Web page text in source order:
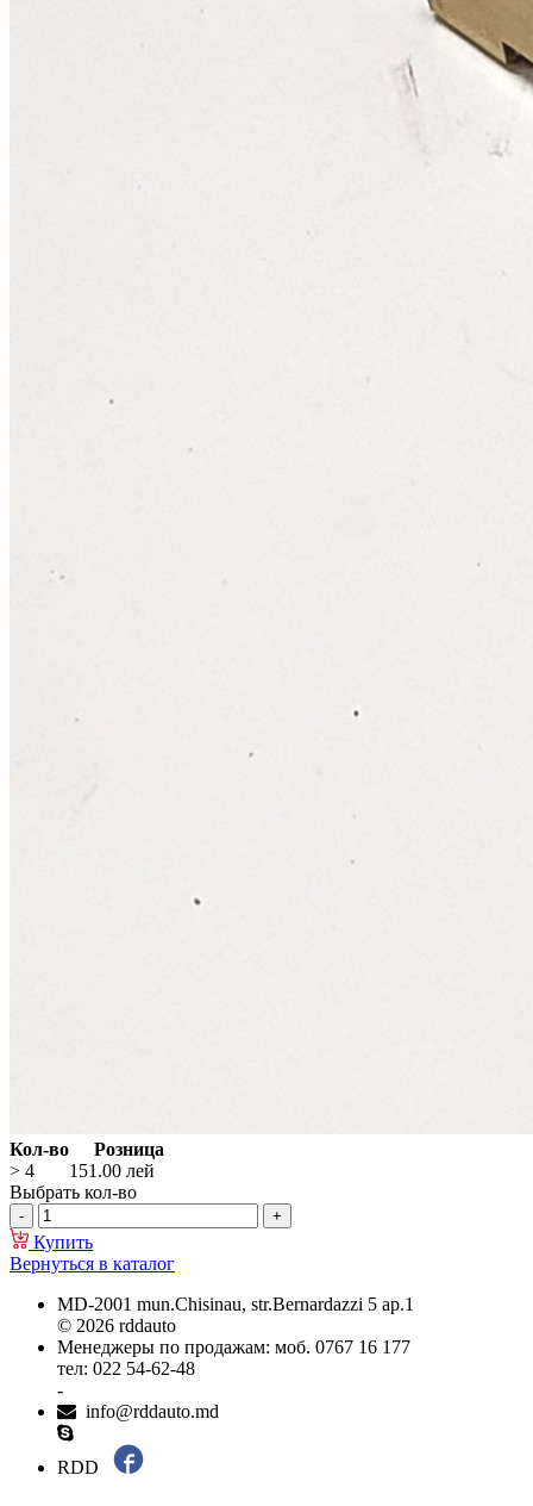
Кол-во
Розница
> 4
151.00 лей
Выбрать кол-во
Купить
Вернуться в каталог
MD-2001 mun.Chisinau, str.Bernardazzi 5 ap.1
© 2026 rddauto
Менеджеры по продажам: моб. 0767 16 177
тел: 022 54-62-48
-
info@rddauto.md
RDD